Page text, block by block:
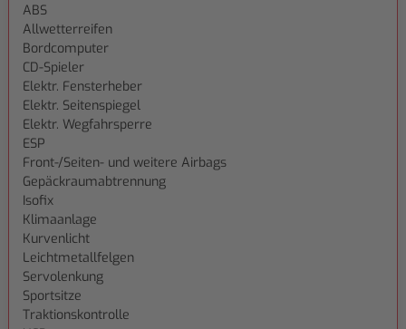
ABS
Allwetterreifen
Bordcomputer
CD-Spieler
Elektr. Fensterheber
Elektr. Seitenspiegel
Elektr. Wegfahrsperre
ESP
Front-/Seiten- und weitere Airbags
Gepäckraumabtrennung
Isofix
Klimaanlage
Kurvenlicht
Leichtmetallfelgen
Servolenkung
Sportsitze
Traktionskontrolle